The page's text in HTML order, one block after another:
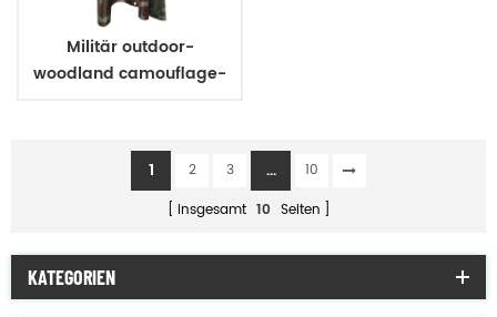
Militär outdoor-
woodland camouflage-
1 2 3 ...
10
insgesamt 10 Seiten
KATEGORIEN